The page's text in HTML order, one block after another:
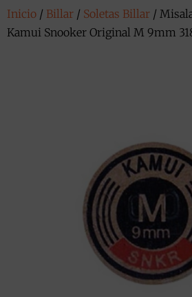
Inicio / Billar / Soletas Billar /
Kamui Snooker Original M 9mm